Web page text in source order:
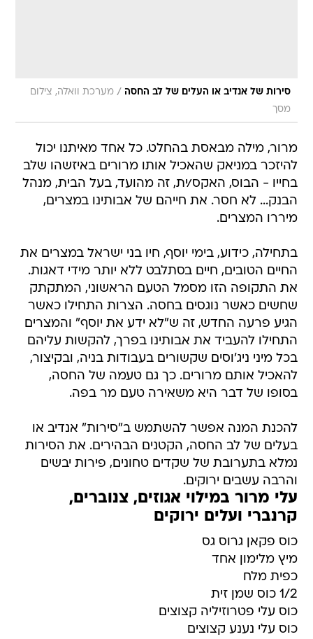
סירות של אנדיב או העלים של לב החסה / מערכת וואלה, צילום
מסך
מרור, מילה מבאסת בהחלט. כל אחד מאיתנו יכול
להיזכר במניאק שהאכיל אותו מרורים באיזשהו שלב
בחייו - הבוס, האקס/ית, זה מהועד, בעל הבית, מנהל
הבנק... לא חסר. את חייהם של אבותינו במצרים,
מיררו המצרים.
בתחילה, כידוע, בימי יוסף, חיו בני ישראל במצרים את
החיים הטובים, חיים בסתלבט ללא יותר מידי דאגות.
את התקופה הזו מסמל הטעם הראשוני, המתקתק
שחשים כאשר נוגסים בחסה. הצרות התחילו כאשר
הגיע פרעה החדש, זה ש"לא ידע את יוסף" והמצרים
התחילו להעביד את אבותינו בפרך, להקשות עליהם
בכל מיני ניג'וסים שקשורים בעבודות בניה, ובקיצור,
להאכיל אותם מרורים. כך גם טעמה של החסה,
בסופו של דבר היא משאירה טעם מר בפה.
להכנת המנה אפשר להשתמש ב"סירות" אנדיב או
בעלים של לב החסה, הקטנים הבהירים. את הסירות
נמלא בתערובת של שקדים טחונים, פירות יבשים
והרבה עשבים ירוקים.
עלי מרור במילוי אגוזים, צנוברים,
קרנברי ועלים ירוקים
כוס פקאן גרוס גס
מיץ מלימון אחד
כפית מלח
1/2 כוס שמן זית
כוס עלי פטרוזיליה קצוצים
כוס עלי נענע קצוצים